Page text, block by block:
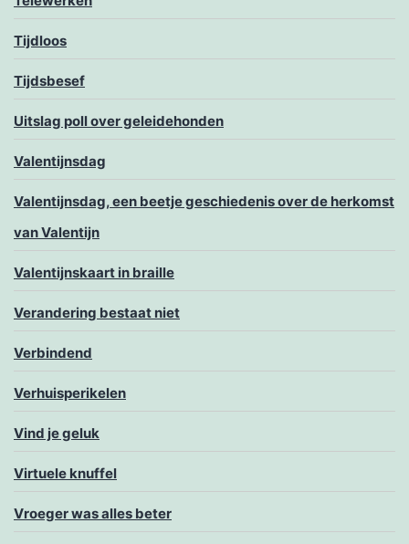
Tijdloos
Tijdsbesef
Uitslag poll over geleidehonden
Valentijnsdag
Valentijnsdag, een beetje geschiedenis over de herkomst
van Valentijn
Valentijnskaart in braille
Verandering bestaat niet
Verbindend
Verhuisperikelen
Vind je geluk
Virtuele knuffel
Vroeger was alles beter